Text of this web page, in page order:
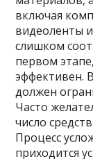
включая
видеоленты
слишком
первом
эффективен.
должен
Часто
число
Процесс
приходится